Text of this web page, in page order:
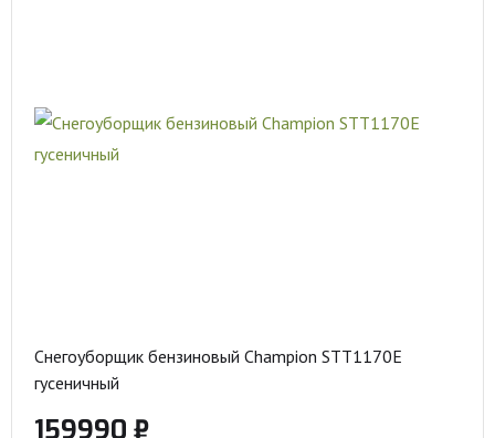
Снегоуборщик бензиновый Champion STT1170E
гусеничный
159990 ₽